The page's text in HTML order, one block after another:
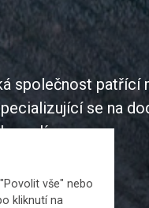
společnost patřící
se na
ocelí.
vše" nebo
kliknutí na